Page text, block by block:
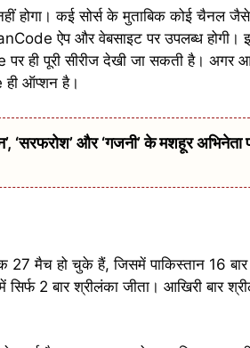
होगा। कई सोर्स के मुताबिक कोई चैनल जैसे
ऐप और वेबसाइट पर उपलब्ध
ही पूरी सीरीज देखी जा सकती है। अगर
ऑप्शन है।
और ‘गजनी’ के मशहूर अभिनेता
मैच हो चुके हैं, जिसमें पाकिस्तान 16 बार
सिर्फ 2 बार श्रीलंका जीता। आखिरी बार